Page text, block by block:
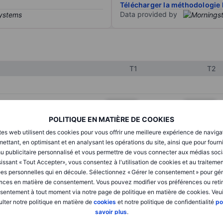
POLITIQUE EN MATIÈRE DE COOKIES
web utilisent des cookies pour vous offrir une meilleure expérience de
en optimisant et en analysant les opérations du site, ainsi que pour
publicitaire personnalisé et vous permettre de vous connecter aux médias
« Tout Accepter», vous consentez à l'utilisation de cookies et au
personnelles qui en découle. Sélectionnez « Gérer le consentement » pour
en matière de consentement. Vous pouvez modifier vos préférences ou
à tout moment via notre page de politique en matière de cookies.
notre politique en matière de cookies et notre politique de confidentialité
savoir plus.
Télécharger la méthodologie
Data provided by
T1 T2
XXXXXXX XXXXXXX
XXXXXXX
XXXXXXX XXXXXXX
XXXXXXX XXXXXXX
XXXXXXX XXXXXXX